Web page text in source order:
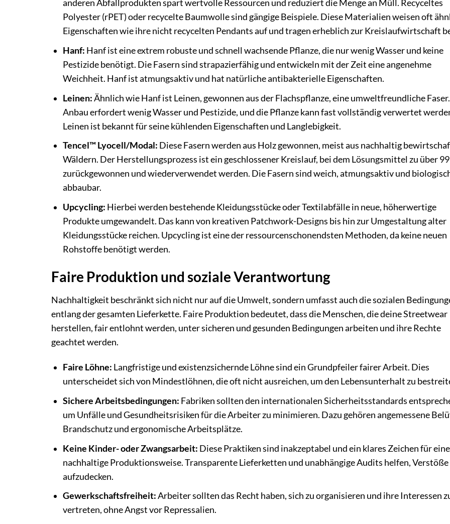
anderen Abfallprodukten spart wertvolle Ressourcen und reduziert die Menge an Müll. Recyceltes
Polyester (rPET) oder recycelte Baumwolle sind gängige Beispiele. Diese Materialien weisen oft
Eigenschaften wie ihre nicht recycelten Pendants auf und tragen erheblich zur Kreislaufwirtschaft
Hanf: Hanf ist eine extrem robuste und schnell wachsende Pflanze, die nur wenig Wasser und keine
Pestizide benötigt. Die Fasern sind strapazierfähig und entwickeln mit der Zeit eine angenehme
Weichheit. Hanf ist atmungsaktiv und hat natürliche antibakterielle Eigenschaften.
Leinen:Ähnlich wie Hanf ist Leinen, gewonnen aus der Flachspflanze, eine umweltfreundliche
Anbau erfordert wenig Wasser und Pestizide, und die Pflanze kann fast vollständig verwertet
Leinen ist bekannt für seine kühlenden Eigenschaften und Langlebigkeit.
Tencel™ Lyocell/Modal: Diese Fasern werden aus Holz gewonnen, meist aus nachhaltig
Wäldern. Der Herstellungsprozess ist ein geschlossener Kreislauf, bei dem Lösungsmittel zu über 99
zurückgewonnen und wiederverwendet werden. Die Fasern sind weich, atmungsaktiv und
abbaubar.
Upcycling: Hierbei werden bestehende Kleidungsstücke oder Textilabfälle in neue, höherwertige
Produkte umgewandelt. Das kann von kreativen Patchwork-Designs bis hin zur Umgestaltung alter
Kleidungsstücke reichen. Upcycling ist eine der ressourcenschonendsten Methoden, da keine neuen
Rohstoffe benötigt werden.
Faire Produktion und soziale Verantwortung
Nachhaltigkeit beschränkt sich nicht nur auf die Umwelt, sondern umfasst auch die sozialen
entlang der gesamten Lieferkette. Faire Produktion bedeutet, dass die Menschen, die deine Streetwear
herstellen, fair entlohnt werden, unter sicheren und gesunden Bedingungen arbeiten und ihre Rechte
geachtet werden.
Faire Löhne: Langfristige und existenzsichernde Löhne sind ein Grundpfeiler fairer Arbeit. Dies
unterscheidet sich von Mindestlöhnen, die oft nicht ausreichen, um den Lebensunterhalt zu
Sichere Arbeitsbedingungen: Fabriken sollten den internationalen Sicherheitsstandards
um Unfälle und Gesundheitsrisiken für die Arbeiter zu minimieren. Dazu gehören angemessene
Brandschutz und ergonomische Arbeitsplätze.
Keine Kinder- oder Zwangsarbeit: Diese Praktiken sind inakzeptabel und ein klares Zeichen für
nachhaltige Produktionsweise. Transparente Lieferketten und unabhängige Audits helfen, Verstöße
aufzudecken.
Gewerkschaftsfreiheit:Arbeiter sollten das Recht haben, sich zu organisieren und ihre Interessen
vertreten, ohne Angst vor Repressalien.